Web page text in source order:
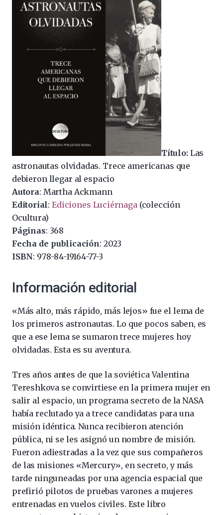
Título:Las
astronautas olvidadas. Trece americanas que
debieron llegar al espacio
Autora: Martha Ackmann
Editorial:Ediciones Luciérnaga(colección
Ocultura)
Páginas: 368
Fecha de publicación: 2023
ISBN: 978-84-19164-77-3
Información editorial
«Más alto, más rápido, más lejos» fue el lema de
los primeros astronautas. Lo que pocos saben, es
que a ese lema se sumaron trece mujeres hoy
olvidadas. Esta es su aventura.
Tres años antes de que la soviética Valentina
Tereshkova se convirtiese en la primera mujer en
salir al espacio, un programa secreto de la NASA
había reclutado ya a trece candidatas para una
misión idéntica. Nunca recibieron atención
pública, ni se les asignó un nombre de misión.
Fueron adiestradas a la vez que sus compañeros
de las misiones «Mercury», en secreto, y más
tarde ninguneadas por una agencia espacial que
prefirió pilotos de pruebas varones a mujeres
entrenadas en vuelos civiles. Este libro